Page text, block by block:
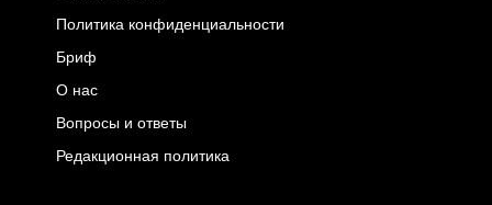
Политика конфиденциальности
Бриф
О нас
Вопросы и ответы
Редакционная политика